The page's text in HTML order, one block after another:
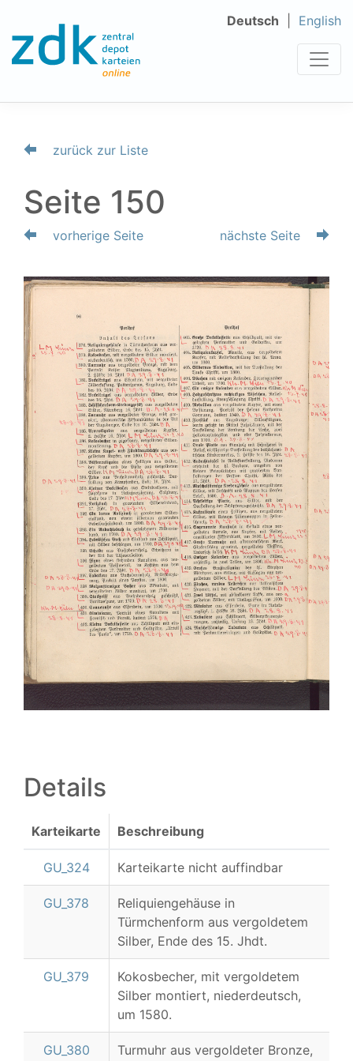
Deutsch English
zurück zur Liste
Seite 150
vorherige Seite nächste Seite
Details
Karteikarte Beschreibung
GU_324 Karteikarte nicht auffindbar
GU_378
Reliquiengehäuse in
Türmchenform aus vergoldetem
Silber, Ende des 15. Jhdt.
GU_379
Kokosbecher, mit vergoldetem
Silber montiert, niederdeutsch,
um 1580.
GU_380
Turmuhr aus vergoldeter Bronze,